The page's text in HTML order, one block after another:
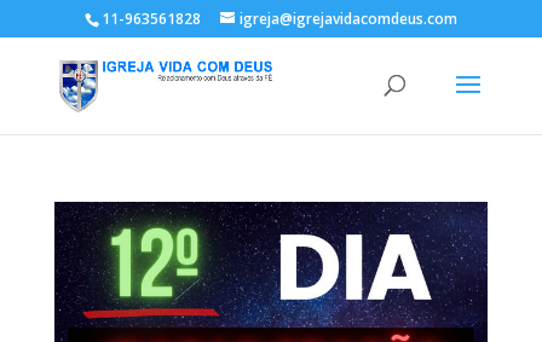
11-963561828 igreja@igrejavidacomdeus.com